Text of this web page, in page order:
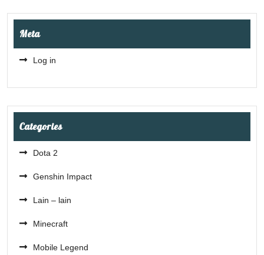
Meta
Log in
Categories
Dota 2
Genshin Impact
Lain – lain
Minecraft
Mobile Legend